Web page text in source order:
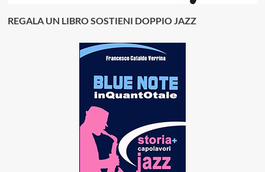
REGALA UN LIBRO SOSTIENI DOPPIO JAZZ